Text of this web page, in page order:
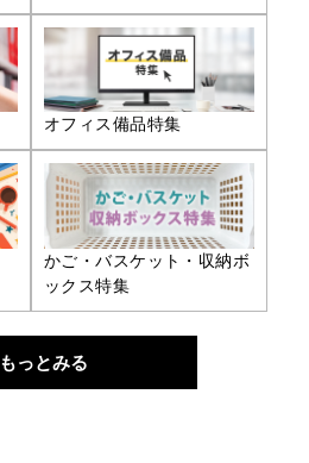
オフィス備品特集
かご・バスケット・収納ボ
ックス特集
もっとみる